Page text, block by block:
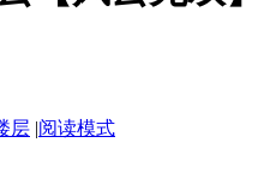
层 |阅读模式